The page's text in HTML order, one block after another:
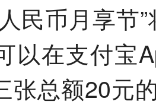
民币月享节
以在支付宝
张总额20元